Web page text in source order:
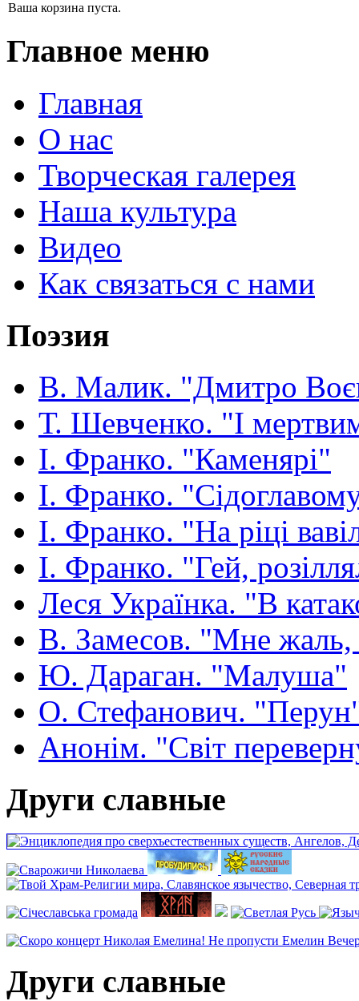
Ваша корзина пуста.
Главное меню
Главная
О нас
Творческая галерея
Наша культура
Видео
Как связаться с нами
Поэзия
В. Малик. "Дмитро
Т. Шевченко. "І
І. Франко. "Каменярі"
І. Франко.
І. Франко. "На ріці
І. Франко. "Гей,
Леся Українка. "В
В. Замесов. "Мне жаль,
Ю. Дараган. "Малуша"
О. Стефанович.
Анонім. "Світ
Други славные
Други славные